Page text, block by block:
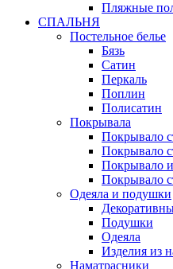
Пляжные
СПАЛЬНЯ
Постельное белье
Бязь
Сатин
Перкаль
Поплин
Полисатин
Покрывала
Покрывало
Покрывало
Покрывало
Покрывало
Одеяла и подушки
Подушки
Одеяла
Изделия из
Наматраcники